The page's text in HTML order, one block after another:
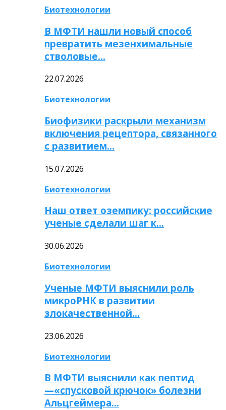
Биотехнологии
В МФТИ нашли новый способ
превратить мезенхимальные
стволовые…
22.07.2026
Биотехнологии
Биофизики раскрыли механизм
включения рецептора, связанного
с развитием…
15.07.2026
Биотехнологии
Наш ответ оземпику: российские
ученые сделали шаг к…
30.06.2026
Биотехнологии
Ученые МФТИ выяснили роль
микроРНК в развитии
злокачественной…
23.06.2026
Биотехнологии
В МФТИ выяснили как пептид
—«спусковой крючок» болезни
Альцгеймера…